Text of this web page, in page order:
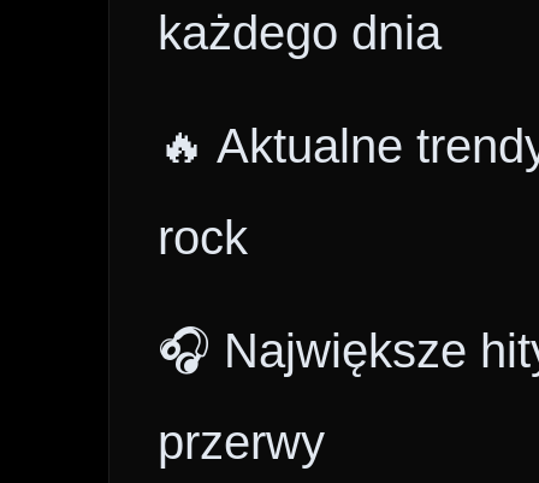
każdego dnia
🔥 Aktualne
rock
🎧 Największe
przerwy